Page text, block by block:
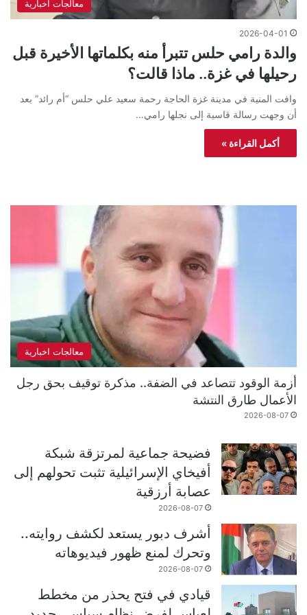
معالجات اخبارية
2026-04-01
والدة رامي حلس تتبرأ منه بكلماتها الأخيرة قبل
رحيلها في غزة.. ماذا قالت؟
وافت المنية في مدينة غزة الحاجة رحمة سعيد علي حلس “أم رائد” بعد
أن وجهت رسالة قاسية إلى نجلها رامي…
أكمل القراءة »
معالجات اخبارية
أزمة الوقود تتصاعد في الضفة.. مذكرة توقيف بحق رجل
الأعمال طارق النتشة
2026-08-07
فضيحة جماعية لمرتزقة شبكة
أفيخاي الإسرائيلية تثبت تحولهم إلى
عصابة أرزقية
2026-08-07
أشرف دبور يستعد لكشف روايته..
وتحرك لمنع ظهور فيديوهاته
2026-08-07
قيادي في فتح يحذر من مخطط